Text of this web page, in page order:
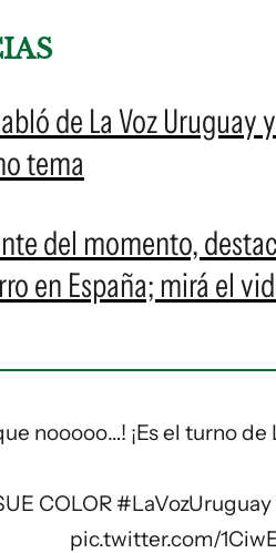
de La Voz Uruguay
tema
del momento,
en España; mirá el
nooooo…! ¡Es el turno
COLOR#LaVozUruguay
pic.twitter.com/